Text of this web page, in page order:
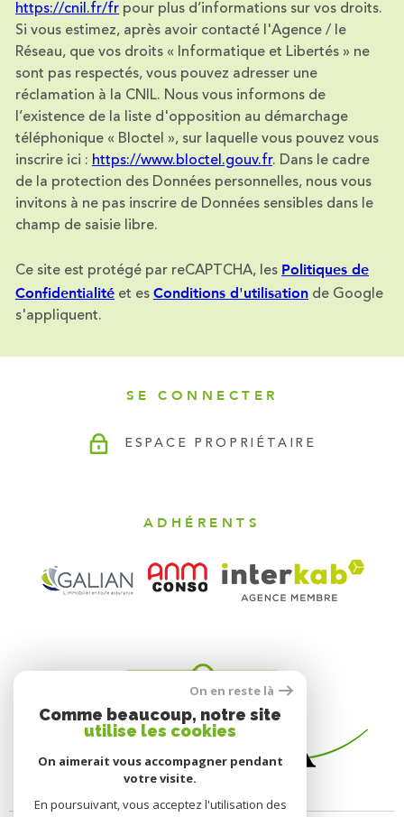
https://cnil.fr/fr pour plus d’informations sur vos droits.
Si vous estimez, après avoir contacté l'Agence / le
Réseau, que vos droits « Informatique et Libertés » ne
sont pas respectés, vous pouvez adresser une
réclamation à la CNIL. Nous vous informons de
l’existence de la liste d'opposition au démarchage
téléphonique « Bloctel », sur laquelle vous pouvez vous
inscrire ici : https://www.bloctel.gouv.fr. Dans le cadre
de la protection des Données personnelles, nous vous
invitons à ne pas inscrire de Données sensibles dans le
champ de saisie libre.
Ce site est protégé par reCAPTCHA, les Politiques de
Confidentialité et es Conditions d'utilisation de Google
s'appliquent.
SE CONNECTER
ESPACE PROPRIÉTAIRE
ADHÉRENTS
On en reste là
Comme beaucoup, notre site
utilise les cookies
On aimerait vous accompagner pendant
votre visite.
En poursuivant, vous acceptez l'utilisation des